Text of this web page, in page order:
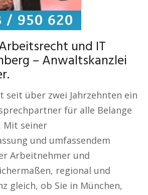
und IT
– Anwaltskanzlei
seit über zwei Jahrzehnten ein
für alle Belange
Mit seiner
und umfassendem
Arbeitnehmer und
regional und
gleich, ob Sie in München,